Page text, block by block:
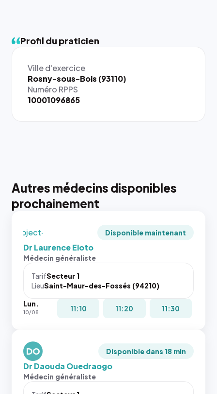
Profil du praticien
Ville d'exercice
Rosny-sous-Bois (93110)
Numéro RPPS
10001096865
Autres médecins disponibles
prochainement
{# 40×40
: la taille
rendue par
`.profile-
puisque la
photo est
recadrée
`object-
fit: cover`.
Sans ces
navigateur
pas la
place, et
les trois
dernières
images de
l'annuaire
dans ce
Disponible maintenant
Dr Laurence Eloto
Médecin généraliste
TarifSecteur 1
LieuSaint-Maur-des-Fossés (94210)
Lun.
10/08 11:10 11:20 11:30
DO Disponible dans 18 min
Dr Daouda Ouedraogo
Médecin généraliste
{# 40×40
`.profile-
picture`,
et un
rapport 1:1